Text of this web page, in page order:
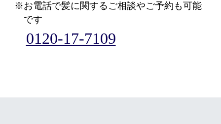
カット/ケア/コーティング・サービス
無料相談・お試し体験
※お電話で髪に関するご相談やご予約も可能
です
0120-17-7109